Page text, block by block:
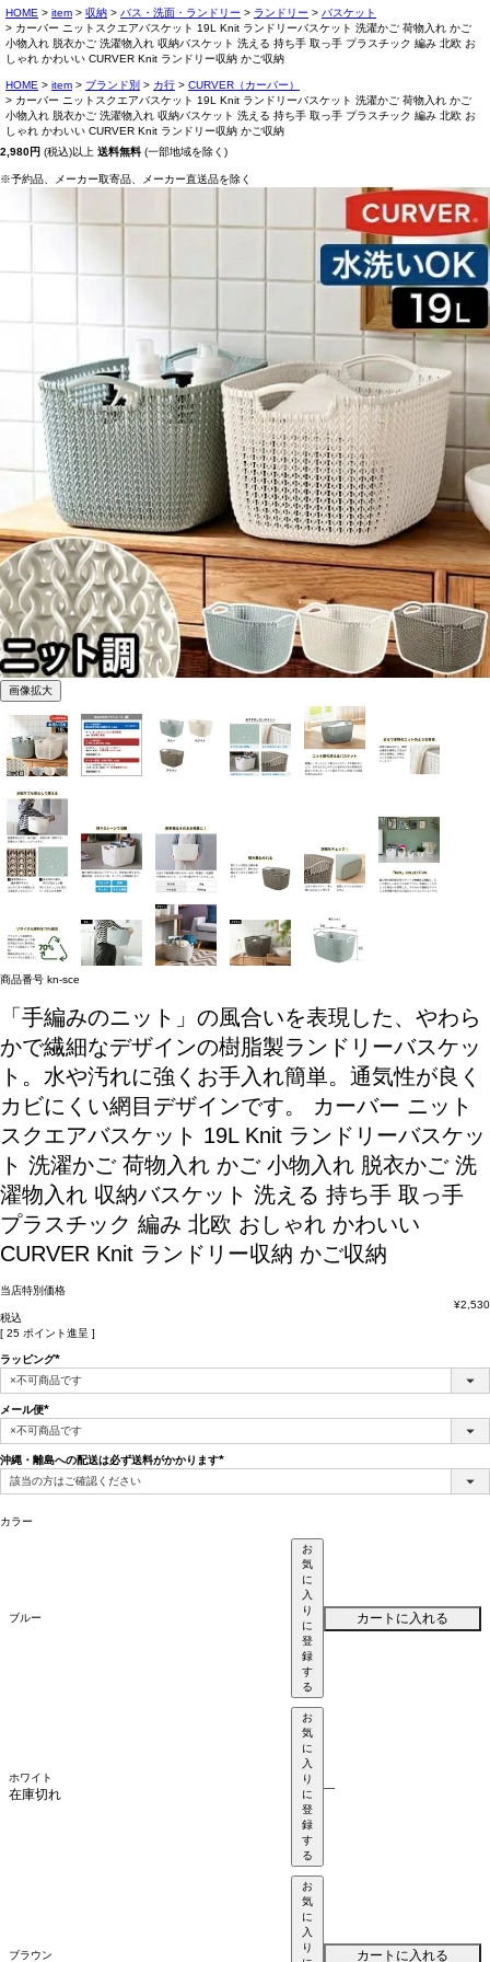
HOME item 収納 バス・洗面・ランドリー ランドリー
バスケット
カーバー ニットスクエアバスケット 19L Knit ランドリーバスケット 洗濯かご 荷物入れ かご
小物入れ 脱衣かご 洗濯物入れ 収納バスケット 洗える 持ち手 取っ手 プラスチック 編み 北欧 お
しゃれ かわいい CURVER Knit ランドリー収納 かご収納
HOME item ブランド別 カ行
CURVER（カーバー）
カーバー ニットスクエアバスケット 19L Knit ランドリーバスケット 洗濯かご 荷物入れ かご
小物入れ 脱衣かご 洗濯物入れ 収納バスケット 洗える 持ち手 取っ手 プラスチック 編み 北欧 お
しゃれ かわいい CURVER Knit ランドリー収納 かご収納
2,980円 (税込)以上 送料無料 (一部地域を除く)
※予約品、メーカー取寄品、メーカー直送品を除く
画像拡大
商品番号 kn-sce
「手編みのニット」の風合いを表現した、やわら
かで繊細なデザインの樹脂製ランドリーバスケッ
ト。水や汚れに強くお手入れ簡単。通気性が良く
カビにくい網目デザインです。
カーバー ニット
スクエアバスケット 19L Knit ランドリーバスケッ
ト 洗濯かご 荷物入れ かご 小物入れ 脱衣かご 洗
濯物入れ 収納バスケット 洗える 持ち手 取っ手
プラスチック 編み 北欧 おしゃれ かわいい
CURVER Knit ランドリー収納 かご収納
当店特別価格
¥2,530
税込
[ 25 ポイント進呈 ]
ラッピング
(必
メール便
(必
須)
沖縄・離島への配送は必ず送料がかかります
カラー
ブルー
お
気
に
入
り
に
登
録
す
る
カートに入れる
ホワイト
在庫切れ
お
気
に
入
り
に
登
録
す
る
—
ブラウン
お
気
に
入
り
カートに入れる